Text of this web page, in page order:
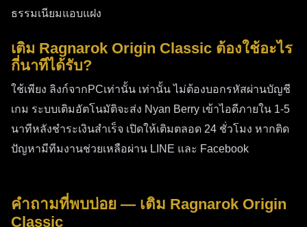
สรุป: เติมเกม Ragnarok Origin
Classic ที่ 24BUYM ดีที่สุด
24BUYMคือตัวเลือกอันดับ 1 สำหรับการเติมเกม
Ragnarok Origin Classicในไทย ด้วยระบบอัตโนมัติที่
รวดเร็ว ราคาถูกกว่าช่องทางในเกมสูงสุด 40% ปลอดภัย
และมีทีม Support พร้อมช่วยเหลือตลอด 24 ชั่วโมง จะ
24buym.com
ธรรมเนียมแอบแฝง
เติม Ragnarok Origin Classic ต้องใช้อะไร
กี่นาทีได้รับ?
ใช้เพียง ลิงก์จากPCเท่านั้น เท่านั้น ไม่ต้องบอกรหัสผ่านบัญชี
เกม ระบบเติมอัตโนมัติจะส่ง Nyan Berry เข้าไอดีภายใน 1-5
นาทีหลังชำระเงินสำเร็จ เปิดให้เติมตลอด 24 ชั่วโมง หากติด
ปัญหามีทีมงานช่วยเหลือผ่าน LINE และ Facebook
คำถามที่พบบ่อย — เติม Ragnarok Origin
Classic